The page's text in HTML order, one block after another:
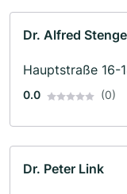
Dr. Alfred
Hauptstraße 16-
0.0 (0)
Dr. Peter Link